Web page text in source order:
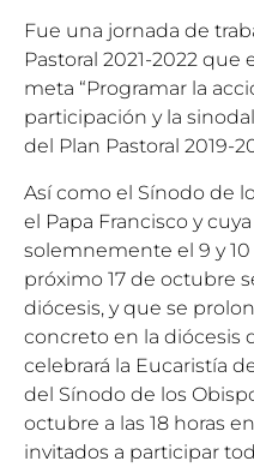
Fue una jornada de
Pastoral 2021-2022
meta “Programar la
participación y la
del Plan Pastoral 2019-
Así como el Sínodo de
el Papa Francisco y
solemnemente el 9 y
próximo 17 de octubre
diócesis, y que se
concreto en la diócesis
celebrará la Eucaristía
del Sínodo de los
octubre a las 18 horas
invitados a participar